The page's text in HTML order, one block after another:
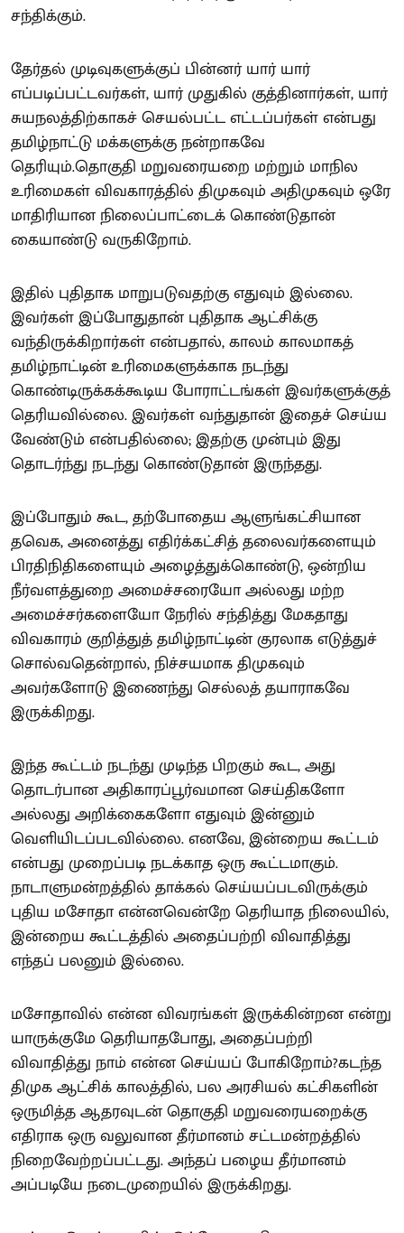
சந்திக்கும்.
தேர்தல் முடிவுகளுக்குப் பின்னர் யார் யார்
எப்படிப்பட்டவர்கள், யார் முதுகில் குத்தினார்கள், யார்
சுயநலத்திற்காகச் செயல்பட்ட எட்டப்பர்கள் என்பது
தமிழ்நாட்டு மக்களுக்கு நன்றாகவே
தெரியும்.தொகுதி மறுவரையறை மற்றும் மாநில
உரிமைகள் விவகாரத்தில் திமுகவும் அதிமுகவும் ஒரே
மாதிரியான நிலைப்பாட்டைக் கொண்டுதான்
கையாண்டு வருகிறோம்.
இதில் புதிதாக மாறுபடுவதற்கு எதுவும் இல்லை.
இவர்கள் இப்போதுதான் புதிதாக ஆட்சிக்கு
வந்திருக்கிறார்கள் என்பதால், காலம் காலமாகத்
தமிழ்நாட்டின் உரிமைகளுக்காக நடந்து
கொண்டிருக்கக்கூடிய போராட்டங்கள் இவர்களுக்குத்
தெரியவில்லை. இவர்கள் வந்துதான் இதைச் செய்ய
வேண்டும் என்பதில்லை; இதற்கு முன்பும் இது
தொடர்ந்து நடந்து கொண்டுதான் இருந்தது.
இப்போதும் கூட, தற்போதைய ஆளுங்கட்சியான
தவெக, அனைத்து எதிர்க்கட்சித் தலைவர்களையும்
பிரதிநிதிகளையும் அழைத்துக்கொண்டு, ஒன்றிய
நீர்வளத்துறை அமைச்சரையோ அல்லது மற்ற
அமைச்சர்களையோ நேரில் சந்தித்து மேகதாது
விவகாரம் குறித்துத் தமிழ்நாட்டின் குரலாக எடுத்துச்
சொல்வதென்றால், நிச்சயமாக திமுகவும்
அவர்களோடு இணைந்து செல்லத் தயாராகவே
இருக்கிறது.
இந்த கூட்டம் நடந்து முடிந்த பிறகும் கூட, அது
தொடர்பான அதிகாரப்பூர்வமான செய்திகளோ
அல்லது அறிக்கைகளோ எதுவும் இன்னும்
வெளியிடப்படவில்லை. எனவே, இன்றைய கூட்டம்
என்பது முறைப்படி நடக்காத ஒரு கூட்டமாகும்.
நாடாளுமன்றத்தில் தாக்கல் செய்யப்படவிருக்கும்
புதிய மசோதா என்னவென்றே தெரியாத நிலையில்,
இன்றைய கூட்டத்தில் அதைப்பற்றி விவாதித்து
எந்தப் பலனும் இல்லை.
மசோதாவில் என்ன விவரங்கள் இருக்கின்றன என்று
யாருக்குமே தெரியாதபோது, அதைப்பற்றி
விவாதித்து நாம் என்ன செய்யப் போகிறோம்?கடந்த
திமுக ஆட்சிக் காலத்தில், பல அரசியல் கட்சிகளின்
ஒருமித்த ஆதரவுடன் தொகுதி மறுவரையறைக்கு
எதிராக ஒரு வலுவான தீர்மானம் சட்டமன்றத்தில்
நிறைவேற்றப்பட்டது. அந்தப் பழைய தீர்மானம்
அப்படியே நடைமுறையில் இருக்கிறது.